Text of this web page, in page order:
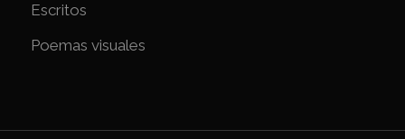
Escritos
Poemas visuales